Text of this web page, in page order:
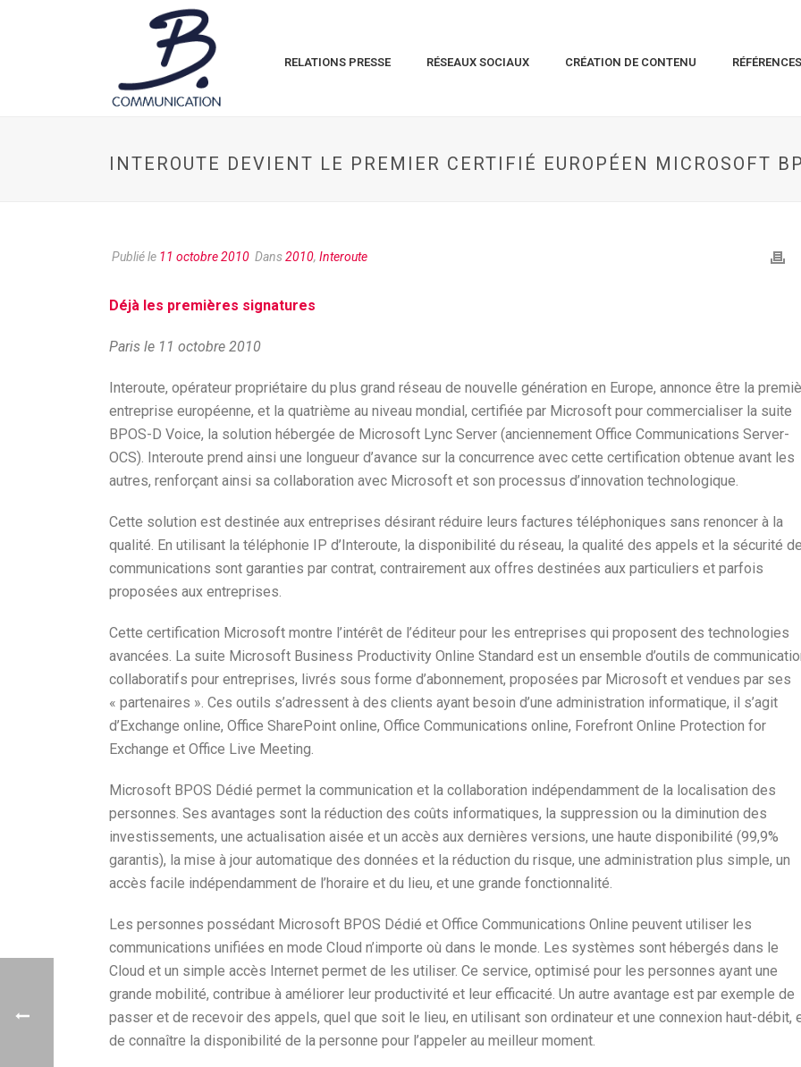
RELATIONS PRESSE RÉSEAUX SOCIAUX CRÉATION DE CONTENU
INTEROUTE DEVIENT LE PREMIER CERTIFIÉ EUROPÉEN MICROSOFT
Publié le 11 octobre 2010 Dans2010, Interoute
Déjà les premières signatures
Paris le 11 octobre 2010
Interoute, opérateur propriétaire du plus grand réseau de nouvelle génération en Europe, annonce être la
entreprise européenne, et la quatrième au niveau mondial, certifiée par Microsoft pour commercialiser la suite
BPOS-D Voice, la solution hébergée de Microsoft Lync Server (anciennement Office Communications Server-
OCS). Interoute prend ainsi une longueur d’avance sur la concurrence avec cette certification obtenue avant les
autres, renforçant ainsi sa collaboration avec Microsoft et son processus d’innovation technologique.
Cette solution est destinée aux entreprises désirant réduire leurs factures téléphoniques sans renoncer à la
qualité. En utilisant la téléphonie IP d’Interoute, la disponibilité du réseau, la qualité des appels et la sécurité
communications sont garanties par contrat, contrairement aux offres destinées aux particuliers et parfois
proposées aux entreprises.
Cette certification Microsoft montre l’intérêt de l’éditeur pour les entreprises qui proposent des technologies
avancées. La suite Microsoft Business Productivity Online Standard est un ensemble d’outils de
collaboratifs pour entreprises, livrés sous forme d’abonnement, proposées par Microsoft et vendues par ses
« partenaires ». Ces outils s’adressent à des clients ayant besoin d’une administration informatique, il s’agit
d’Exchange online, Office SharePoint online, Office Communications online, Forefront Online Protection for
Exchange et Office Live Meeting.
Microsoft BPOS Dédié permet la communication et la collaboration indépendamment de la localisation des
personnes. Ses avantages sont la réduction des coûts informatiques, la suppression ou la diminution des
investissements, une actualisation aisée et un accès aux dernières versions, une haute disponibilité (99,9%
garantis), la mise à jour automatique des données et la réduction du risque, une administration plus simple, un
accès facile indépendamment de l’horaire et du lieu, et une grande fonctionnalité.
Les personnes possédant Microsoft BPOS Dédié et Office Communications Online peuvent utiliser les
communications unifiées en mode Cloud n’importe où dans le monde. Les systèmes sont hébergés dans le
Cloud et un simple accès Internet permet de les utiliser. Ce service, optimisé pour les personnes ayant une
grande mobilité, contribue à améliorer leur productivité et leur efficacité. Un autre avantage est par exemple de
passer et de recevoir des appels, quel que soit le lieu, en utilisant son ordinateur et une connexion haut-débit,
de connaître la disponibilité de la personne pour l’appeler au meilleur moment.